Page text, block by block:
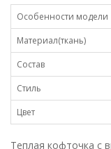
Особенности модели
Материал(ткань)
Состав
Стиль
Цвет
Теплая кофточка с